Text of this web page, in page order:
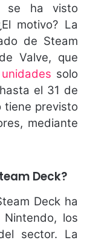
se ha visto
motivo? La
de Steam
Valve, que
solo
el 31 de
tiene previsto
mediante
Deck?
Deck ha
los
sector. La